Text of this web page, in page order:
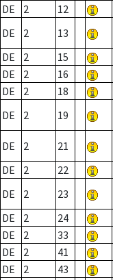
DE
2 12
DE
2 13
DE
2 15
DE
2 16
DE
2 18
DE
2 19
DE 2 21
DE
2 22
DE
2 23
DE
2 24
DE
2 33
DE
2 41
DE
2 43